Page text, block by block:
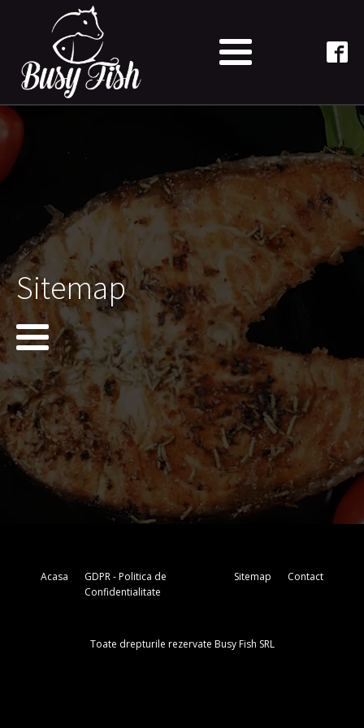
Sitemap
Acasa
GDPR - Politica de
Confidentialitate
Sitemap Contact
Toate drepturile rezervate Busy Fish SRL